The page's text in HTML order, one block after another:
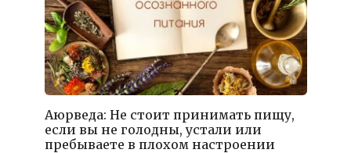
Аюрведа: Не стоит принимать пищу,
если вы не голодны, устали или
пребываете в плохом настроении